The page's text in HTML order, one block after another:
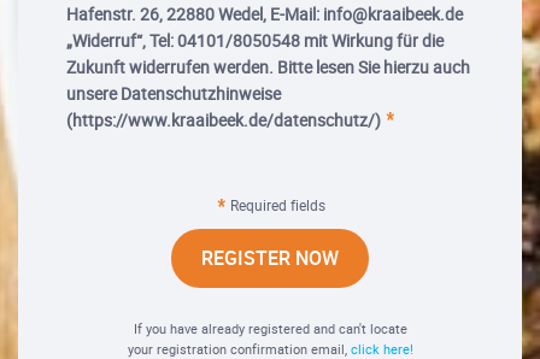
Hafenstr. 26, 22880 Wedel, E-Mail: info@kraaibeek.de
„Widerruf“, Tel: 04101/8050548 mit Wirkung für die
Zukunft widerrufen werden. Bitte lesen Sie hierzu auch
unsere Datenschutzhinweise
(https://www.kraaibeek.de/datenschutz/)
Required fields
REGISTER NOW
If you have already registered and can't locate
your registration confirmation email, click here!